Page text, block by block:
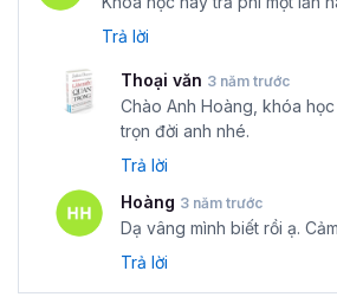
Trả lời
Thoại văn 3 năm trước
Chào Anh Hoàng, khóa học
trọn đời anh nhé.
Trả lời
Hoàng 3 năm trước
Dạ vâng mình biết rồi ạ.
Trả lời